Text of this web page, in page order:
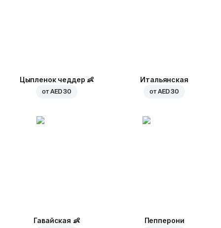
Цыпленок чеддер 👶
от AED 30
Итальянская
от AED 30
Гавайская 👶 Пепперони